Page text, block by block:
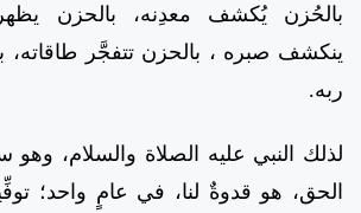
بالحُزن يُكشف معدِنه، بالحزن يظهر
ينكشف صبره ، بالحزن تتفجَّر
ربه.
لذلك النبي عليه الصلاة والسلام،
الحق، هو قدوةٌ لنا، في عامٍ واحد؛